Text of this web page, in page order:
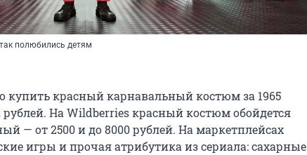
полюбились детям
купить красный карнавальный костюм за 1965
рублей. На Wildberries красный костюм обойдется
— от 2500 и до 8000 рублей. На маркетплейсах
игры и прочая атрибутика из сериала: сахарные